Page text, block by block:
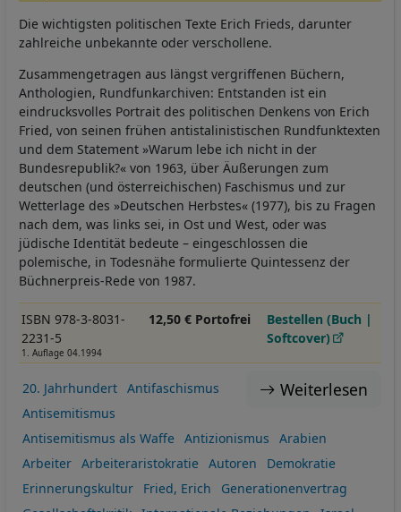
Die wichtigsten politischen Texte Erich Frieds, darunter
zahlreiche unbekannte oder verschollene.
Zusammengetragen aus längst vergriffenen Büchern,
Anthologien, Rundfunkarchiven: Entstanden ist ein
eindrucksvolles Portrait des politischen Denkens von Erich
Fried, von seinen frühen antistalinistischen Rundfunktexten
und dem Statement »Warum lebe ich nicht in der
Bundesrepublik?« von 1963, über Äußerungen zum
deutschen (und österreichischen) Faschismus und zur
Wetterlage des »Deutschen Herbstes« (1977), bis zu Fragen
nach dem, was links sei, in Ost und West, oder was
jüdische Identität bedeute – eingeschlossen die
polemische, in Todesnähe formulierte Quintessenz der
Büchnerpreis-Rede von 1987.
ISBN 978-3-8031-
2231-5
1. Auflage 04.1994
12,50 € Portofrei
Bestellen (Buch |
Softcover)
Weiterlesen
20. Jahrhundert
Antifaschismus
Antisemitismus
Antisemitismus als Waffe
Antizionismus
Arabien
Arbeiter
Arbeiteraristokratie Autoren
Demokratie
Erinnerungskultur
Fried, Erich
Generationenvertrag